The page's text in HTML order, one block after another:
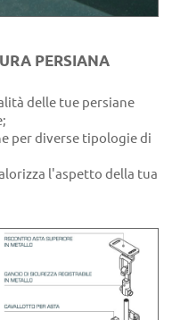
PERSIANA
delle tue persiane
per diverse tipologie di
l'aspetto della tua